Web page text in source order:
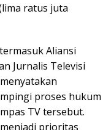
ratus juta
Aliansi
Jurnalis Televisi
proses hukum
TV tersebut.
prioritas